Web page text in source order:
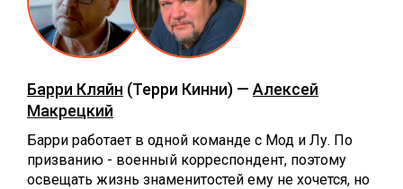
Барри Кляйн (Терри Кинни) — Алексей
Макрецкий
Барри работает в одной команде с Мод и Лу. По
призванию - военный корреспондент, поэтому
освещать жизнь знаменитостей ему не хочется, но